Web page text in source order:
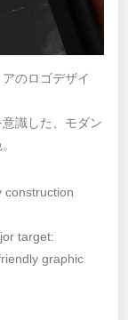
のロゴデザイ
識した、モダン
construction
target:
graphic